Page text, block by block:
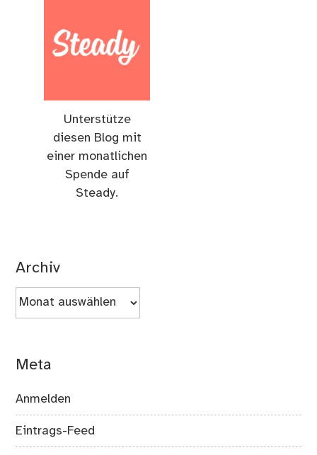
Unterstütze
diesen Blog mit
einer monatlichen
Spende auf
Steady.
Archiv
Archiv
Meta
Anmelden
Eintrags-Feed